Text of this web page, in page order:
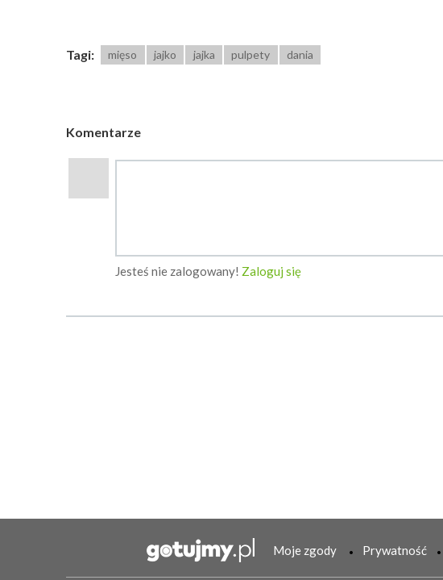
Tagi: mięso jajko jajka pulpety dania
Komentarze
Jesteś nie zalogowany! Zaloguj się
Moje zgody Prywatność